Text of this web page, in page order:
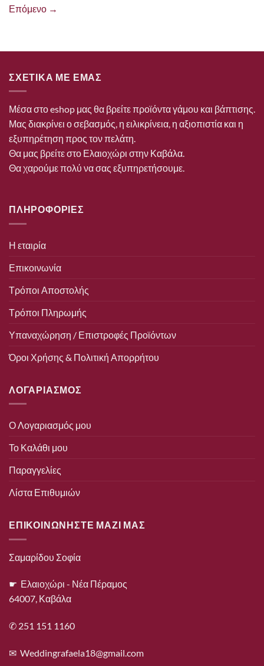
Επόμενο →
ΣΧΕΤΙΚΑ ΜΕ ΕΜΑΣ
Μέσα στο eshop μας θα βρείτε προϊόντα γάμου και βάπτισης.
Μας διακρίνει ο σεβασμός, η ειλικρίνεια, η αξιοπιστία και η
εξυπηρέτηση προς τον πελάτη.
Θα μας βρείτε στο Ελαιοχώρι στην Καβάλα.
Θα χαρούμε πολύ να σας εξυπηρετήσουμε.
ΠΛΗΡΟΦΟΡΙΕΣ
Η εταιρία
Επικοινωνία
Τρόποι Αποστολής
Τρόποι Πληρωμής
Υπαναχώρηση / Επιστροφές Προϊόντων
Όροι Χρήσης & Πολιτική Απορρήτου
ΛΟΓΑΡΙΑΣΜΟΣ
Ο Λογαριασμός μου
Το Καλάθι μου
Παραγγελίες
Λίστα Επιθυμιών
ΕΠΙΚΟΙΝΩΝΗΣΤΕ ΜΑΖΙ ΜΑΣ
Σαμαρίδου Σοφία
☛ Ελαιοχώρι - Νέα Πέραμος
64007, Καβάλα
✆ 251 151 1160
✉ Weddingrafaela18@gmail.com